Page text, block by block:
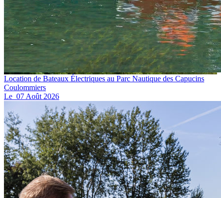
Location de Bateaux Électriques au Parc Nautique des Capucins
Coulommiers
Le 07 Août 2026